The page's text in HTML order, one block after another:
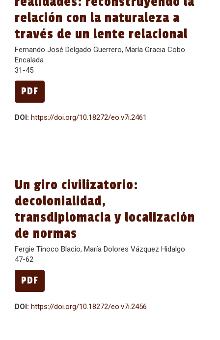
relación con la naturaleza a
través de un lente relacional
Fernando José Delgado Guerrero, María Gracia Cobo
Encalada
31-45
PDF
DOI: https://doi.org/10.18272/eo.v7i.2461
Un giro civilizatorio:
decolonialidad,
transdiplomacia y localización
de normas
Fergie Tinoco Blacio, María Dolores Vázquez Hidalgo
47-62
PDF
DOI: https://doi.org/10.18272/eo.v7i.2456